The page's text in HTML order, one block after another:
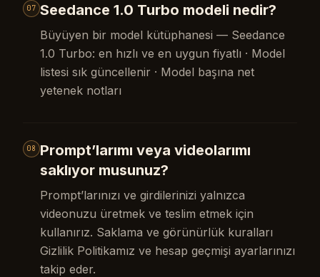
07 Seedance 1.0 Turbo modeli nedir?
Büyüyen bir model kütüphanesi — Seedance
1.0 Turbo: en hızlı ve en uygun fiyatlı · Model
listesi sık güncellenir · Model başına net
yetenek notları
08
Prompt’larımı veya videolarımı
saklıyor musunuz?
Prompt’larınızı ve girdilerinizi yalnızca
videonuzu üretmek ve teslim etmek için
kullanırız. Saklama ve görünürlük kuralları
Gizlilik Politikamız ve hesap geçmişi ayarlarınızı
takip eder.